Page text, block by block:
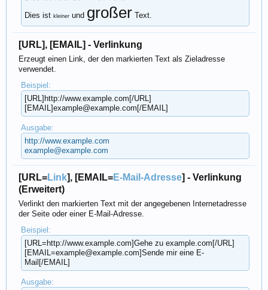
Dies ist kleinerund großer Text.
[URL], [EMAIL] - Verlinkung
Erzeugt einen Link, der den markierten Text als Zieladresse
verwendet.
Beispiel:
[URL]http://www.example.com[/URL]
[EMAIL]example@example.com[/EMAIL]
Ausgabe:
http://www.example.com
example@example.com
[URL=Link], [EMAIL=E-Mail-Adresse] - Verlinkung
(Erweitert)
Verlinkt den markierten Text mit der angegebenen Internetadresse
der Seite oder einer E-Mail-Adresse.
Beispiel:
[URL=http://www.example.com]Gehe zu example.com[/URL]
[EMAIL=example@example.com]Sende mir eine E-
Mail[/EMAIL]
Ausgabe: